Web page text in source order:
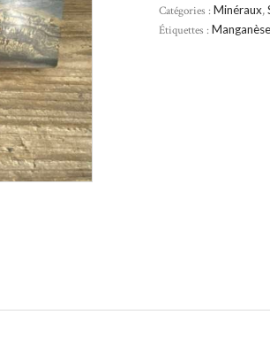
Catégories : Minéraux,
Étiquettes : Manganèse